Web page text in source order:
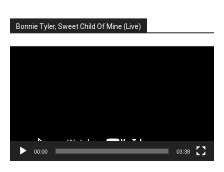
Bonnie Tyler, Sweet Child Of Mine (Live)
00:00 03:38